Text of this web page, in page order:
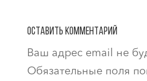
Оставить комментарий
Ваш адрес email не
Обязательные поля